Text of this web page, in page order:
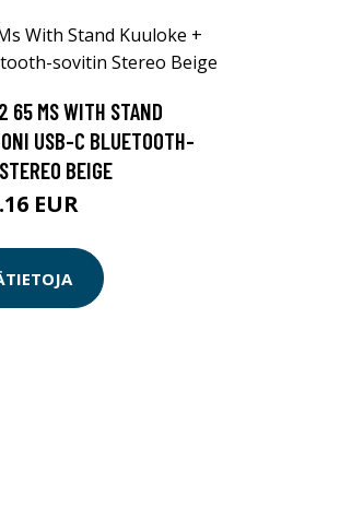
65 MS WITH STAND
USB-C BLUETOOTH-
BEIGE
EUR